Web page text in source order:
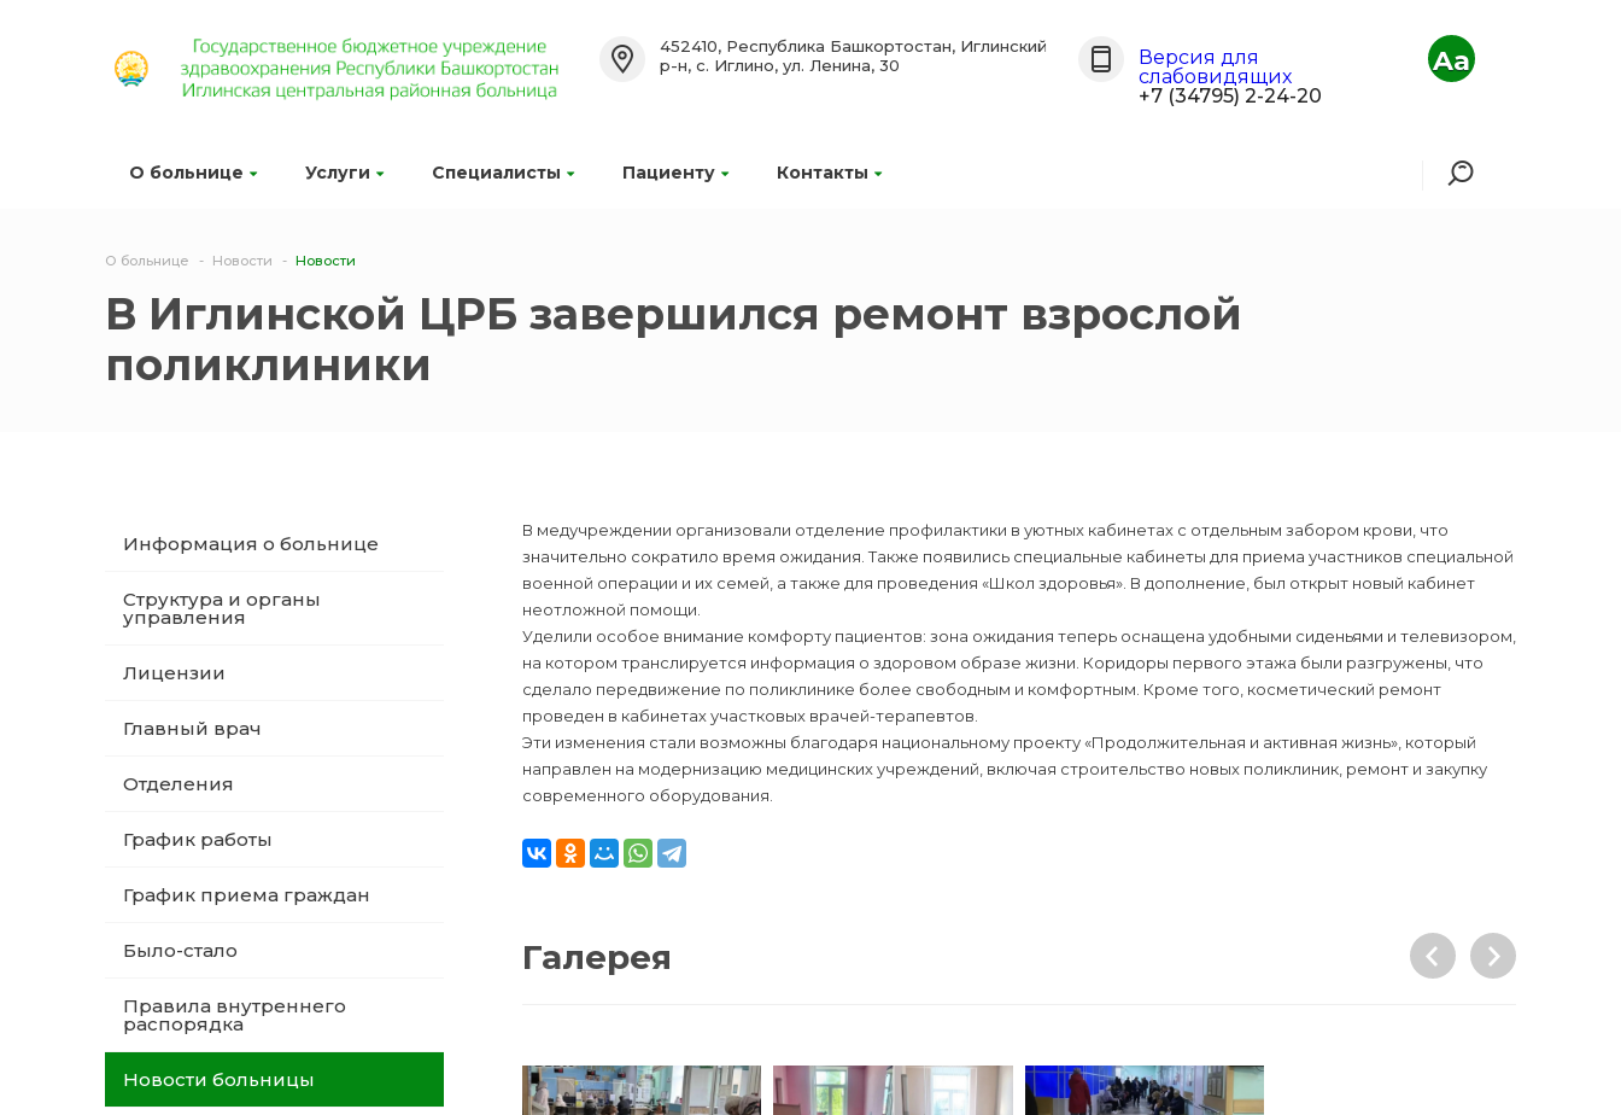
О больнице Услуги Специалисты Пациенту Контакты
452410, Республика Башкортостан, Иглинский
р-н, с. Иглино, ул. Ленина, 30
Версия для
слабовидящих
+7 (34795) 2-24-20
Aa
О больнице Новости Новости
В Иглинской ЦРБ завершился ремонт взрослой
поликлиники
Информация о больнице
Структура и органы
управления
Лицензии
Главный врач
Отделения
График работы
График приема граждан
Было-стало
Правила внутреннего
распорядка
Новости больницы
В медучреждении организовали отделение профилактики в уютных кабинетах с отдельным забором крови, что
значительно сократило время ожидания. Также появились специальные кабинеты для приема участников специальной
военной операции и их семей, а также для проведения «Школ здоровья». В дополнение, был открыт новый кабинет
неотложной помощи.
Уделили особое внимание комфорту пациентов: зона ожидания теперь оснащена удобными сиденьями и телевизором,
на котором транслируется информация о здоровом образе жизни. Коридоры первого этажа были разгружены, что
сделало передвижение по поликлинике более свободным и комфортным. Кроме того, косметический ремонт
проведен в кабинетах участковых врачей-терапевтов.
Эти изменения стали возможны благодаря национальному проекту «Продолжительная и активная жизнь», который
направлен на модернизацию медицинских учреждений, включая строительство новых поликлиник, ремонт и закупку
современного оборудования.
Галерея